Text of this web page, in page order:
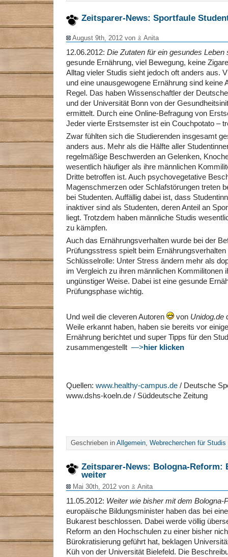
Zeitsparer-News: Sportfaule
August 9th, 2012 von Anita
12.06.2012: Die Zutaten für ein gesundes Leben
gesunde Ernährung, viel Bewegung, keine
Alltag vieler Studis sieht jedoch oft anders aus.
und eine unausgewogene Ernährung sind keine
Regel. Das haben Wissenschaftler der
und der Universität Bonn von der
ermittelt. Durch eine Online-Befragung von
Jeder vierte Erstsemster ist ein Couchpotato –
Zwar fühlten sich die Studierenden insgesamt
anders aus. Mehr als die Hälfte aller
regelmäßige Beschwerden an Gelenken,
wesentlich häufiger als ihre männlichen
Dritte betroffen ist. Auch psychovegetative
Magenschmerzen oder Schlafstörungen treten
bei Studenten. Auffällig dabei ist, dass
inaktiver sind als Studenten, deren Anteil an
liegt. Trotzdem haben männliche Studis
zu kämpfen.
Auch das Ernährungsverhalten wurde bei der
Prüfungsstress spielt beim
Schlüsselrolle: Unter Stress ändern mehr als
im Vergleich zu ihren männlichen Kommilitonen
ungünstiger Weise. Dabei ist eine gesunde
Prüfungsphase wichtig.
Und weil die cleveren Autoren von Unidog.de
Weile erkannt haben, haben sie bereits vor
Ernährung berichtet und super Tipps für den
zusammengestellt —> hier klicken
Quellen: www.healthy-campus.de / Deutsche
www.dshs-koeln.de / Süddeutsche Zeitung
Geschrieben in Allgemein, Webrecherchen für Studis
Zeitsparer-News: Bologna-Reform:
weiter
Mai 30th, 2012 von Anita
11.05.2012: Weiter wie bisher mit dem Bologna-
europäische Bildungsminister haben das bei
Bukarest beschlossen. Dabei werde völlig
Reform an den Hochschulen zu einer bisher
Bürokratisierung geführt hat, beklagen
Küh von der Universität Bielefeld. Die